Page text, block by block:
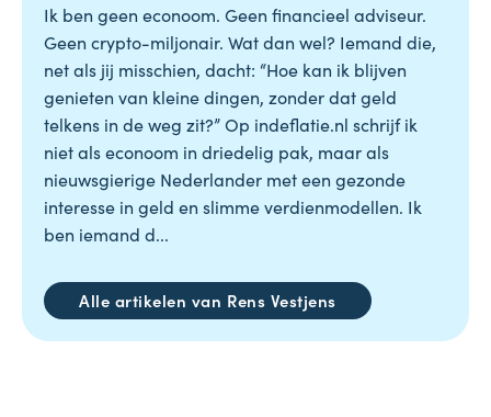
Ik ben geen econoom. Geen financieel adviseur.
Geen crypto-miljonair. Wat dan wel? Iemand die,
net als jij misschien, dacht: “Hoe kan ik blijven
genieten van kleine dingen, zonder dat geld
telkens in de weg zit?” Op indeflatie.nl schrijf ik
niet als econoom in driedelig pak, maar als
nieuwsgierige Nederlander met een gezonde
interesse in geld en slimme verdienmodellen. Ik
ben iemand d...
Alle artikelen van Rens Vestjens